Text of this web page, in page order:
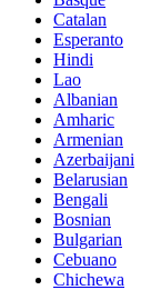
Catalan
Esperanto
Hindi
Lao
Albanian
Amharic
Armenian
Azerbaijani
Belarusian
Bengali
Bosnian
Bulgarian
Cebuano
Chichewa